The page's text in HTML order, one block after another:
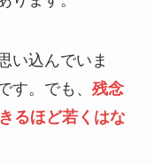
い込んでいま
す。でも、 残念
るほど若くはな